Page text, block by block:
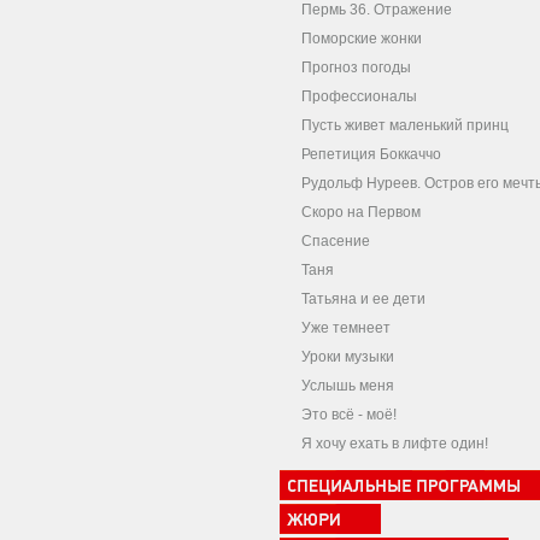
Пермь 36. Отражение
Поморские жонки
Прогноз погоды
Профессионалы
Пусть живет маленький принц
Репетиция Боккаччо
Рудольф Нуреев. Остров его
Скоро на Первом
Спасение
Таня
Татьяна и ее дети
Уже темнеет
Уроки музыки
Услышь меня
Это всё - моё!
Я хочу ехать в лифте один!